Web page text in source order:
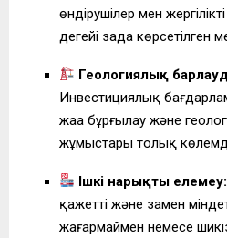
өндірушілер мен
деңгейі заңда
Геологиялық
Инвестициялық
жаңа бұрғылау және
жұмыстары толық
Ішкі нарықты елемеу:
қажетті және заңмен
жағармаймен немесе